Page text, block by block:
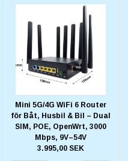
Mini 5G/4G WiFi 6 Router
för Båt, Husbil & Bil – Dual
SIM, POE, OpenWrt, 3000
Mbps, 9V–54V
3.995,00 SEK